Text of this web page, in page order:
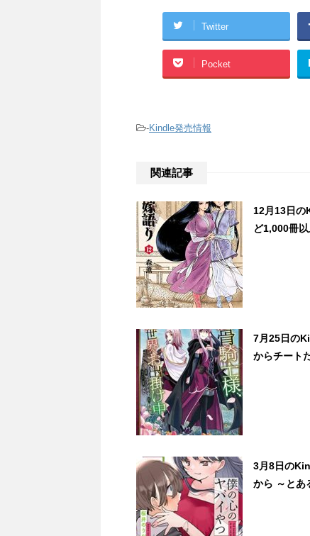
Twitter
Pocket
-Kindle発売情報
関連記事
12月13日の
ど1,000冊以
7月25日の
からチート
3月8日の
から ～とあ